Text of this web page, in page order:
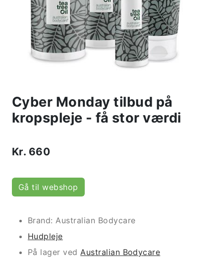
Cyber Monday tilbud på
kropspleje - få stor værdi
Kr. 660
Gå til webshop
Brand: Australian Bodycare
Hudpleje
På lager vedAustralian Bodycare